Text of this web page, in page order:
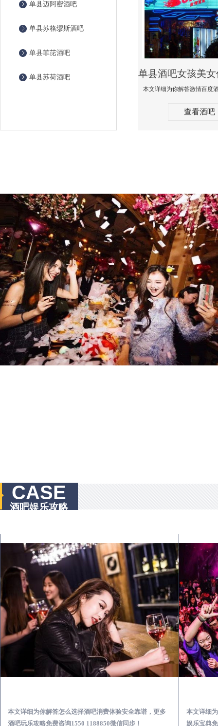
单县迈阿密酒吧
单县苏格缪斯酒吧
单县菲芘酒吧
单县苏荷酒吧
查看酒吧
CASE
酒吧娱乐攻略
本文详细为你解答怎么选择酒吧消费体验安全靠谱，更多
酒吧玩乐攻略免费咨询1550 1188850微信同步！
本文详细
娱乐宝典